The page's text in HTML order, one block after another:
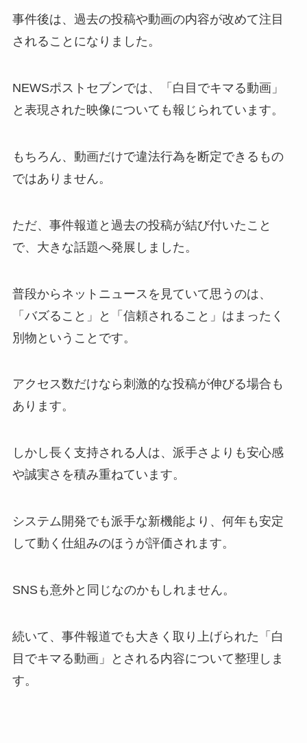
事件後は、過去の投稿や動画の内容が改めて注目
されることになりました。
NEWSポストセブンでは、「白目でキマる動画」
と表現された映像についても報じられています。
もちろん、動画だけで違法行為を断定できるもの
ではありません。
ただ、事件報道と過去の投稿が結び付いたこと
で、大きな話題へ発展しました。
普段からネットニュースを見ていて思うのは、
「バズること」と「信頼されること」はまったく
別物ということです。
アクセス数だけなら刺激的な投稿が伸びる場合も
あります。
しかし長く支持される人は、派手さよりも安心感
や誠実さを積み重ねています。
システム開発でも派手な新機能より、何年も安定
して動く仕組みのほうが評価されます。
SNSも意外と同じなのかもしれません。
続いて、事件報道でも大きく取り上げられた「白
目でキマる動画」とされる内容について整理しま
す。